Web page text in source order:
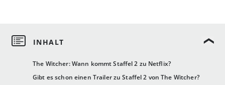
The Witcher: Wann kommt Staffel 2 zu Netflix?
Gibt es schon einen Trailer zu Staffel 2 von The Witcher?